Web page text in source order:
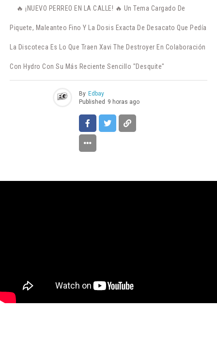
🔥 ¡NUEVO PERREO EN LA CALLE! 🔥 Un Tema Cargado De
Piquete, Maleanteo Fino Y La Dosis Exacta De Desacato Que Pedía
La Discoteca Es Lo Que Traen Xavi The Destroyer En Colaboración
Con Hydro Con Su Más Reciente Sencillo "Desquite"
By Edbay
Published 9 horas ago